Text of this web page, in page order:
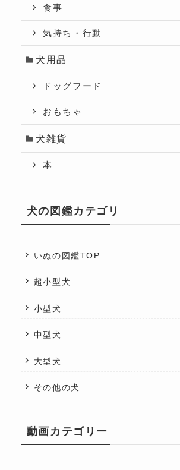
食事
気持ち・行動
犬用品
ドッグフード
おもちゃ
犬雑貨
本
犬の図鑑カテゴリ
いぬの図鑑TOP
超小型犬
小型犬
中型犬
大型犬
その他の犬
動画カテゴリー